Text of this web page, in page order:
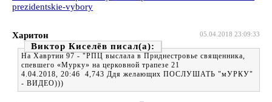
prezidentskie-vybory
05.04.2018 23:09:33
Харитон
Виктор Киселёв
На Хавртии 97 - "РПЦ выслала в Приднестровье священника,
спевшего «Мурку» на церковной трапезе 21
4.04.2018, 20:46 4,743 Ддя желающих ПОСЛУШАТЬ "мУРКУ"
- ВИДЕО)))